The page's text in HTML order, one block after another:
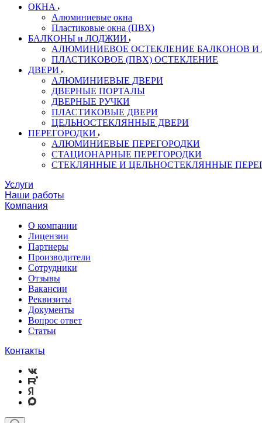
ОКНА
Алюминиевые окна
Пластиковые окна (ПВХ)
БАЛКОНЫ и ЛОДЖИИ
АЛЮМИНИЕВОЕ ОСТЕКЛЕНИЕ БАЛКОНОВ
ПЛАСТИКОВОЕ (ПВХ) ОСТЕКЛЕНИЕ
ДВЕРИ
АЛЮМИНИЕВЫЕ ДВЕРИ
ДВЕРНЫЕ ПОРТАЛЫ
ДВЕРНЫЕ РУЧКИ
ПЛАСТИКОВЫЕ ДВЕРИ
ЦЕЛЬНОСТЕКЛЯННЫЕ ДВЕРИ
ПЕРЕГОРОДКИ
АЛЮМИНИЕВЫЕ ПЕРЕГОРОДКИ
СТАЦИОНАРНЫЕ ПЕРЕГОРОДКИ
СТЕКЛЯННЫЕ И ЦЕЛЬНОСТЕКЛЯННЫЕ
Услуги
Наши работы
Компания
О компании
Лицензии
Партнеры
Производители
Сотрудники
Отзывы
Вакансии
Реквизиты
Документы
Вопрос ответ
Статьи
Контакты